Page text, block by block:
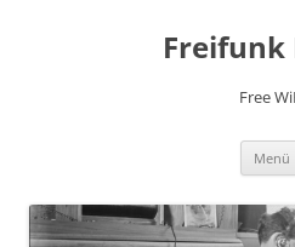
Freifunk
Free
Menü